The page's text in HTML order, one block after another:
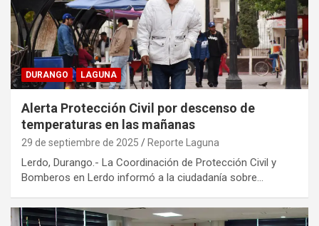
DURANGO LAGUNA
Alerta Protección Civil por descenso de
temperaturas en las mañanas
29 de septiembre de 2025 Reporte Laguna
Lerdo, Durango.- La Coordinación de Protección Civil y
Bomberos en Lerdo informó a la ciudadanía sobre…